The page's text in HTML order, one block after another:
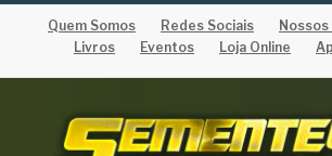
Quem Somos Redes Sociais
Livros
Eventos Loja Online